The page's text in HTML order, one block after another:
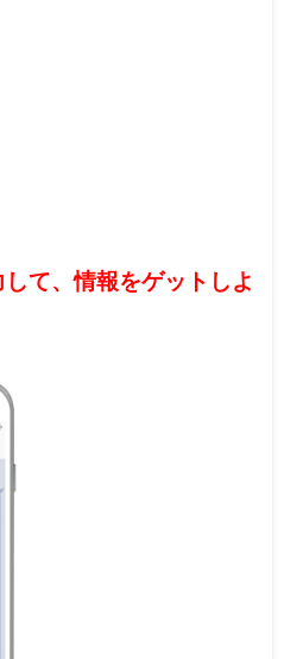
て、情報をゲットしよ